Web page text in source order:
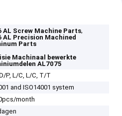
AL Screw Machine Parts,
AL Precision Machined
Parts
Machinaal bewerkte
AL7075
P, L/C, L/C, T/T
and ISO14001 system
month